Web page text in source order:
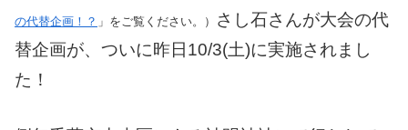
の代替企画！？ 」をご覧ください。）
さし石さんが大会の代
替企画が、ついに昨日10/3(土)に実施されまし
た！